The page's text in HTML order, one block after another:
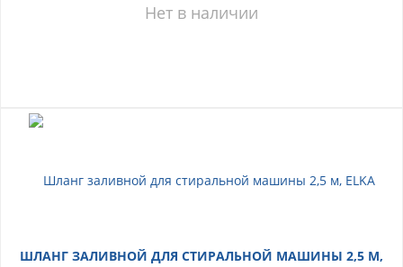
Нет в наличии
ШЛАНГ ЗАЛИВНОЙ ДЛЯ СТИРАЛЬНОЙ МАШИНЫ 2,5 М,